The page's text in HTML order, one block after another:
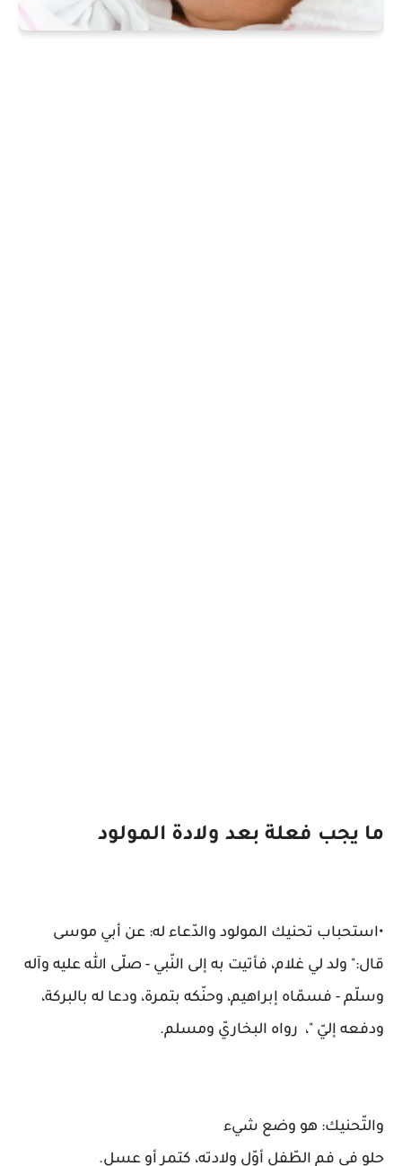
ما يجب فعلة بعد ولادة المولود
•استحباب تحنيك المولود والدّعاء له: عن أبي موسى
قال:" ولد لي غلام، فأتيت به إلى النّبي - صلّى الله عليه وآله
وسلّم - فسمّاه إبراهيم، وحنّكه بتمرة، ودعا له بالبركة،
ودفعه إليّ "، رواه البخاريّ ومسلم.
والتّحنيك: هو وضع شيء
حلو في فم الطّفل أوّل ولادته، كتمر أو عسل.